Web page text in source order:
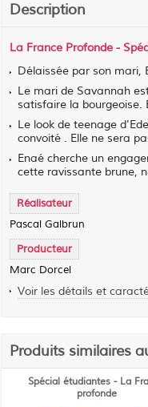
Description
La France Profonde -
Délaissée par son mari,
Le mari de Savannah
satisfaire la bourgeoise.
Le look de teenage
convoité . Elle ne sera
Enaé cherche un
cette ravissante brune,
Réalisateur
Pascal Galbrun
Producteur
Marc Dorcel
Voir les détails et
Produits similaires
Spécial étudiantes - La
profonde